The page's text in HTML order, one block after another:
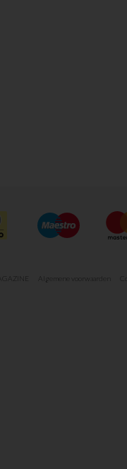
Algemene voorwaarden